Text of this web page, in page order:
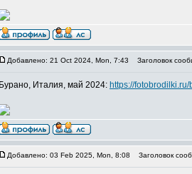
Добавлено: 21 Oct 2024, Mon, 7:43 Заголовок
Бурано, Италия, май 2024: https://
Добавлено: 03 Feb 2025, Mon, 8:08 Заголовок